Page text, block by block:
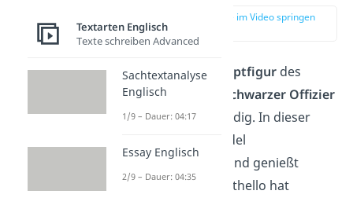
zur Stelle im Video springen
Othello ist die Hauptfigur des
Stücks. Er ist ein
Schwarzer Offizier
der Armee in Venedig. In dieser
Rolle wird er als edel
wahrgenommen und genießt
hohes Ansehen
. Othello hat
Textarten Englisch
Texte schreiben Advanced
Sachtextanalyse
Englisch
1/9 – Dauer: 04:17
Essay Englisch
2/9 – Dauer: 04:35